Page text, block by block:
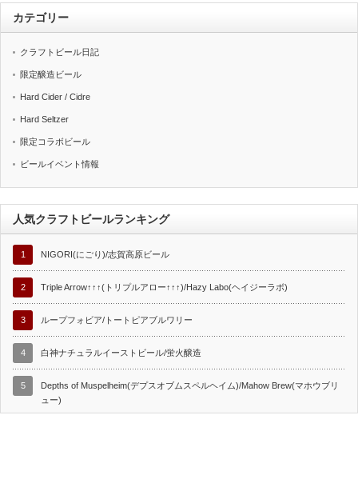
カテゴリー
クラフトビール日記
限定醸造ビール
Hard Cider / Cidre
Hard Seltzer
限定コラボビール
ビールイベント情報
人気クラフトビールランキング
1 NIGORI(にごり)/志賀高原ビール
2 Triple Arrow↑↑↑(トリプルアロー↑↑↑)/Hazy Labo(ヘイジーラボ)
3 ループフォビア/トートピアブルワリー
4 白神ナチュラルイーストビール/蛍火醸造
5
Depths of Muspelheim(デプスオブムスペルヘイム)/Mahow Brew(マホウブリ
ュー)